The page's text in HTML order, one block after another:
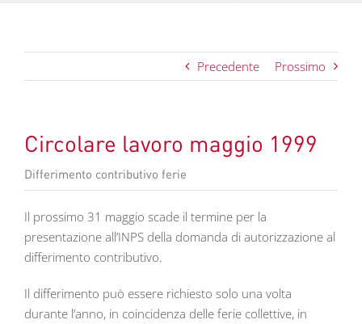
Precedente Prossimo
Circolare lavoro maggio 1999
Differimento contributivo ferie
Il prossimo 31 maggio scade il termine per la
presentazione all’INPS della domanda di autorizzazione al
differimento contributivo.
Il differimento può essere richiesto solo una volta
durante l’anno, in coincidenza delle ferie collettive, in